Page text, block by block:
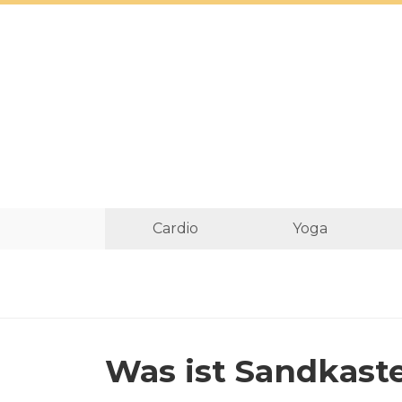
Cardio Yoga
Was ist